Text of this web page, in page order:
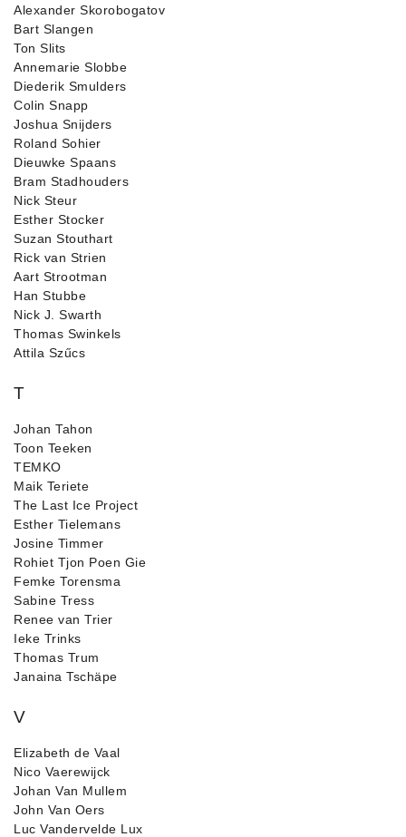
Alexander Skorobogatov
Bart Slangen
Ton Slits
Annemarie Slobbe
Diederik Smulders
Colin Snapp
Joshua Snijders
Roland Sohier
Dieuwke Spaans
Bram Stadhouders
Nick Steur
Esther Stocker
Suzan Stouthart
Rick van Strien
Aart Strootman
Han Stubbe
Nick J. Swarth
Thomas Swinkels
Attila Szűcs
T
Johan Tahon
Toon Teeken
TEMKO
Maik Teriete
The Last Ice Project
Esther Tielemans
Josine Timmer
Rohiet Tjon Poen Gie
Femke Torensma
Sabine Tress
Renee van Trier
Ieke Trinks
Thomas Trum
Janaina Tschäpe
V
Elizabeth de Vaal
Nico Vaerewijck
Johan Van Mullem
John Van Oers
Luc Vandervelde Lux